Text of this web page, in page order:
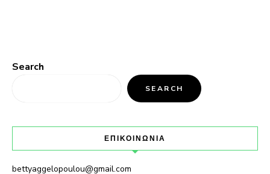
Search
SEARCH
ΕΠΙΚΟΙΝΩΝΙΑ
bettyaggelopoulou@gmail.com